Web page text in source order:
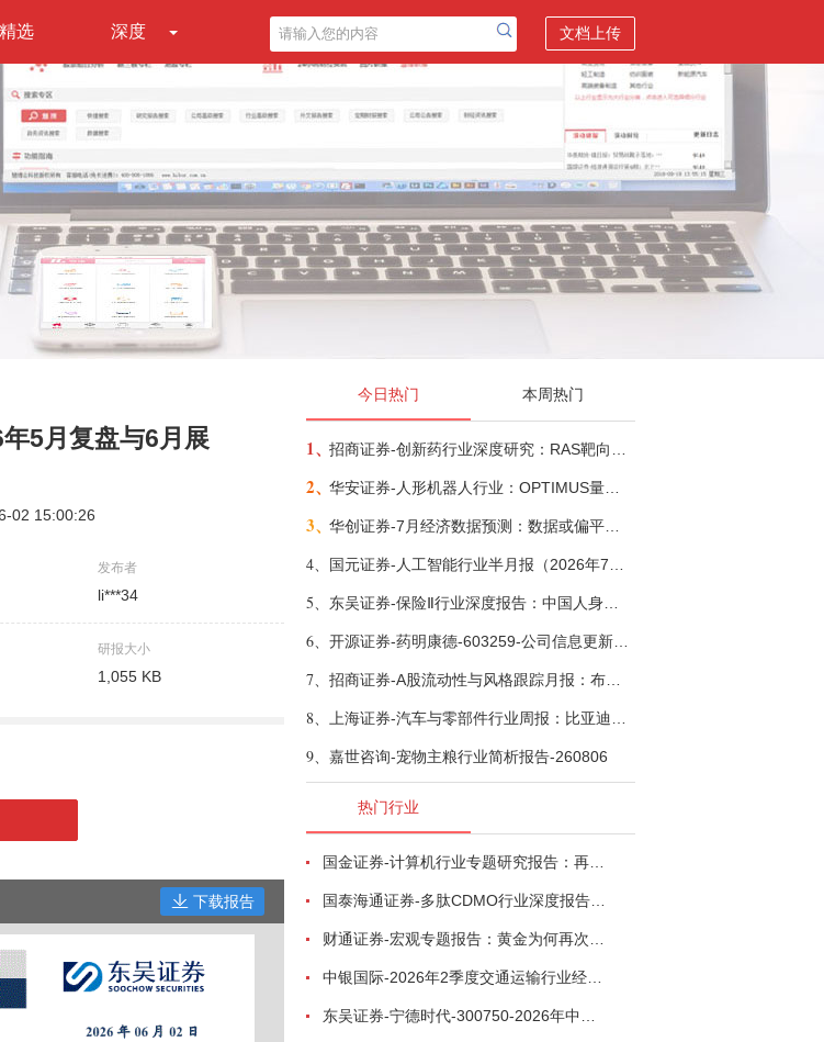
精选 深度 文档上传
5月复盘与6月展
02 15:00:26
发布者
li***34
研报大小
1,055 KB
下载报告
今日热门 本周热门
1、
2、
3、
4、
5、
6、
7、
8、
9、 嘉世咨询-宠物主粮行业简析报告-260806
热门行业